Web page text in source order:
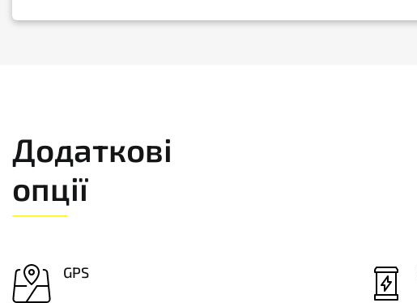
Додаткові
опції
GPS